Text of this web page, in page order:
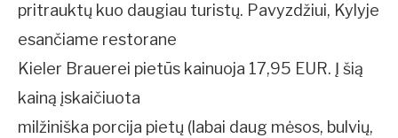
pritrauktų kuo daugiau turistų. Pavyzdžiui, Kylyje
esančiame restorane
Kieler Brauerei pietūs kainuoja 17,95 EUR. Į šią
kainą įskaičiuota
milžiniška porcija pietų (labai daug mėsos, bulvių,